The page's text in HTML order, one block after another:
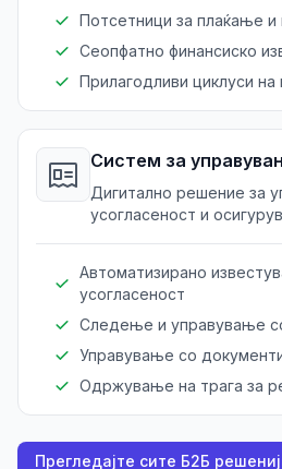
Потсетници за плаќање и
Сеопфатно финансиско
Прилагодливи циклуси на
Систем за
усогласеност
Дигитално решение за
усогласеност и
Автоматизирано
усогласеност
Следење и управување
Управување со
Одржување на трага за
Прегледајте сите Б2Б